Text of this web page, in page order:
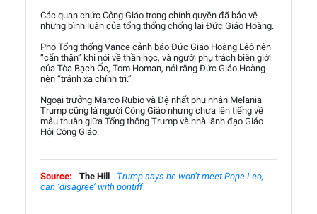
Các quan chức Công Giáo trong chính quyền đã bảo vệ
những bình luận của tổng thống chống lại Đức Giáo Hoàng.
Phó Tổng thống Vance cảnh báo Đức Giáo Hoàng Lêô nên
“cẩn thận” khi nói về thần học, và người phụ trách biên giới
của Tòa Bạch Ốc, Tom Homan, nói rằng Đức Giáo Hoàng
nên “tránh xa chính trị.”
Ngoại trưởng Marco Rubio và Đệ nhất phu nhân Melania
Trump cũng là người Công Giáo nhưng chưa lên tiếng về
mâu thuẫn giữa Tổng thống Trump và nhà lãnh đạo Giáo
Hội Công Giáo.
Source: The Hill
Trump says he won’t meet Pope Leo,
can ‘disagree’ with pontiff